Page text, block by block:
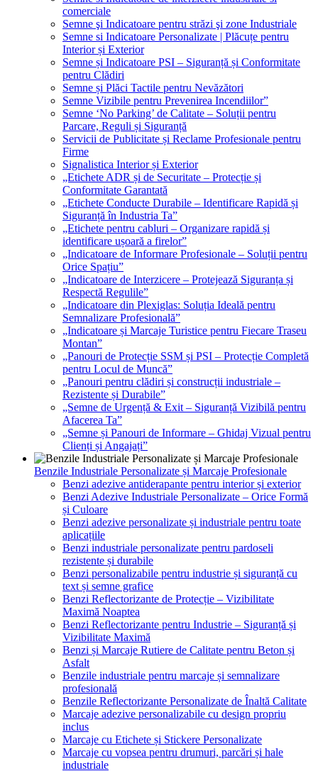
comerciale
Semne şi Indicatoare pentru străzi şi zone Industriale
Semne si Indicatoare Personalizate | Plăcuțe pentru
Interior și Exterior
Semne și Indicatoare PSI – Siguranță și Conformitate
pentru Clădiri
Semne și Plăci Tactile pentru Nevăzători
Semne Vizibile pentru Prevenirea Incendiilor”
Semne ‘No Parking’ de Calitate – Soluții pentru
Parcare, Reguli și Siguranță
Servicii de Publicitate și Reclame Profesionale pentru
Firme
Signalistica Interior și Exterior
„Etichete ADR și de Securitate – Protecție și
Conformitate Garantată
„Etichete Conducte Durabile – Identificare Rapidă și
Siguranță în Industria Ta”
„Etichete pentru cabluri – Organizare rapidă și
identificare ușoară a firelor”
„Indicatoare de Informare Profesionale – Soluții pentru
Orice Spațiu”
„Indicatoare de Interzicere – Protejează Siguranța și
Respectă Regulile”
„Indicatoare din Plexiglas: Soluția Ideală pentru
Semnalizare Profesională”
„Indicatoare și Marcaje Turistice pentru Fiecare Traseu
Montan”
„Panouri de Protecție SSM și PSI – Protecție Completă
pentru Locul de Muncă”
„Panouri pentru clădiri și construcții industriale –
Rezistente și Durabile”
„Semne de Urgență & Exit – Siguranță Vizibilă pentru
Afacerea Ta”
„Semne și Panouri de Informare – Ghidaj Vizual pentru
Clienți și Angajați”
Benzile Industriale Personalizate și Marcaje Profesionale
Benzi adezive antiderapante pentru interior și exterior
Benzi Adezive Industriale Personalizate – Orice Formă
și Culoare
Benzi adezive personalizate și industriale pentru toate
aplicațiile
Benzi industriale personalizate pentru pardoseli
rezistente și durabile
Benzi personalizabile pentru industrie și siguranță cu
text și semne grafice
Benzi Reflectorizante de Protecție – Vizibilitate
Maximă Noaptea
Benzi Reflectorizante pentru Industrie – Siguranță și
Vizibilitate Maximă
Benzi și Marcaje Rutiere de Calitate pentru Beton și
Asfalt
Benzile industriale pentru marcaje și semnalizare
profesională
Benzile Reflectorizante Personalizate de Înaltă Calitate
Marcaje adezive personalizabile cu design propriu
inclus
Marcaje cu Etichete și Stickere Personalizate
Marcaje cu vopsea pentru drumuri, parcări și hale
industriale